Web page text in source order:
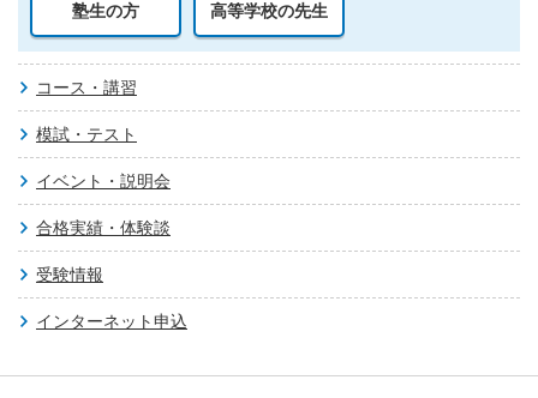
塾生の方 高等学校の先生
コース・講習
模試・テスト
イベント・説明会
合格実績・体験談
受験情報
インターネット申込